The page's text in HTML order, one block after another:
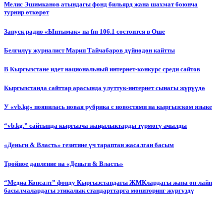
Мелис Эшимканов атындагы фонд бильярд жана шахмат боюнча
турнир өткөрөт
Запуск радио «Ынтымак» на fm 106.1 состоится в Оше
Белгилүү журналист Марип Тайчабаров дүйнөдөн кайтты
В Кыргызстане идет национальный интернет-конкурс среди сайтов
Кыргызстанда сайттар арасында улуттук-интернет сынагы жүрүүдө
У «vb.kg» появилась новая рубрика с новостями на кыргызском языке
“vb.kg.” сайтында кыргызча жаңылыктарды түрмөгү ачылды
«Деньги & Власть» гезитине үч тараптан жасалган басым
Тройное давление на «Деньги & Власть»
“Медиа Консалт” фонду Кыргызстандагы ЖМКлардагы жана он-лайн
басылмалардагы этикалык стандарттарга мониторинг жүргүздү